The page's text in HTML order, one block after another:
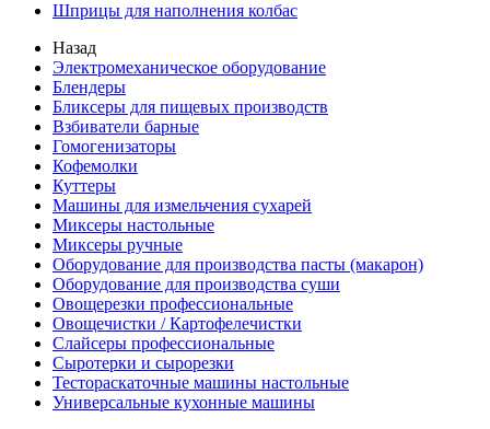
Шприцы для наполнения колбас
Назад
Электромеханическое оборудование
Блендеры
Бликсеры для пищевых производств
Взбиватели барные
Гомогенизаторы
Кофемолки
Куттеры
Машины для измельчения сухарей
Миксеры настольные
Миксеры ручные
Оборудование для производства пасты (макарон)
Оборудование для производства суши
Овощерезки профессиональные
Овощечистки / Картофелечистки
Слайсеры профессиональные
Сыротерки и сырорезки
Тестораскаточные машины настольные
Универсальные кухонные машины